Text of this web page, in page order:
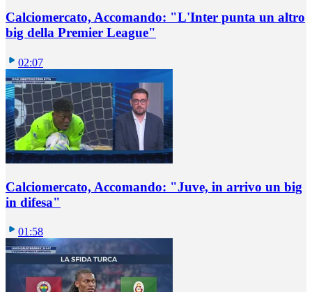
Calciomercato, Accomando: "L'Inter punta un altro
big della Premier League"
02:07
Calciomercato, Accomando: "Juve, in arrivo un big
in difesa"
01:58